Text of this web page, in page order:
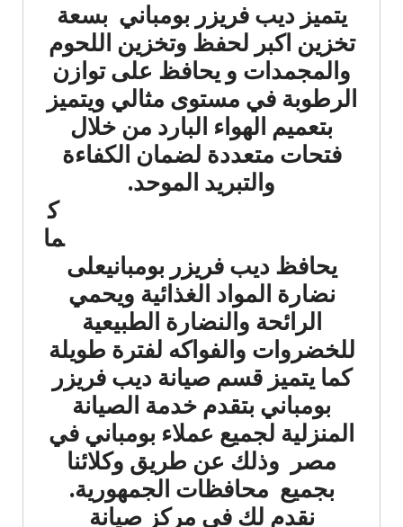
يتميز ديب فريزر بومباني بسعة
تخزين اكبر لحفظ وتخزين اللحوم
والمجمدات و يحافظ على توازن
الرطوبة في مستوى مثالي ويتميز
بتعميم الهواء البارد من خلال
فتحات متعددة لضمان الكفاءة
والتبريد الموحد.
ك
ما
يحافظ ديب فريزر بومبانيعلى
نضارة المواد الغذائية ويحمي
الرائحة والنضارة الطبيعية
للخضروات والفواكه لفترة طويلة
كما يتميز قسم صيانة ديب فريزر
بومباني بتقدم خدمة الصيانة
المنزلية لجميع عملاء بومباني في
مصر وذلك عن طريق وكلائنا
بجميع محافظات الجمهورية.
نقدم لك في مركز صيانة